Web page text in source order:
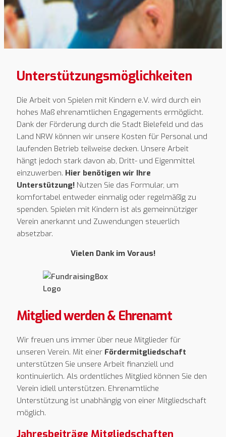
Unterstützungsmöglichkeiten
Die Arbeit von Spielen mit Kindern e.V. wird durch ein
hohes Maß ehrenamtlichen Engagements ermöglicht.
Dank der Förderung durch die Stadt Bielefeld und das
Land NRW können wir unsere Kosten für Personal und
laufenden Betrieb teilweise decken. Unsere Arbeit
hängt jedoch stark davon ab, Dritt- und Eigenmittel
einzuwerben. Hier benötigen wir Ihre
Unterstützung! Nutzen Sie das Formular, um
komfortabel entweder einmalig oder regelmäßig zu
spenden. Spielen mit Kindern ist als gemeinnütziger
Verein anerkannt und Zuwendungen steuerlich
absetzbar.
Vielen Dank im Voraus!
Mitglied werden & Ehrenamt
Wir freuen uns immer über neue Mitglieder für
unseren Verein. Mit einer Fördermitgliedschaft
unterstützen Sie unsere Arbeit finanziell und
kontinuierlich. Als ordentliches Mitglied können Sie den
Verein idiell unterstützen. Ehrenamtliche
Unterstützung ist unabhängig von einer Mitgliedschaft
möglich.
Jahresbeiträge Mitgliedschaften